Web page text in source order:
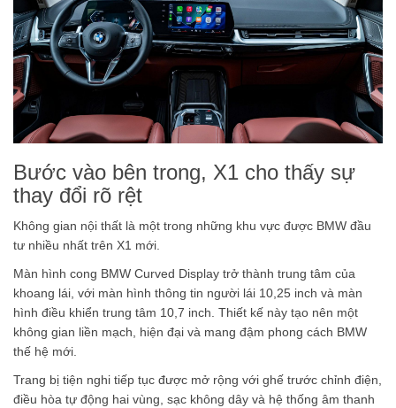
Bước vào bên trong, X1 cho thấy sự
thay đổi rõ rệt
Không gian nội thất là một trong những khu vực được BMW đầu
tư nhiều nhất trên X1 mới.
Màn hình cong BMW Curved Display trở thành trung tâm của
khoang lái, với màn hình thông tin người lái 10,25 inch và màn
hình điều khiển trung tâm 10,7 inch. Thiết kế này tạo nên một
không gian liền mạch, hiện đại và mang đậm phong cách BMW
thế hệ mới.
Trang bị tiện nghi tiếp tục được mở rộng với ghế trước chỉnh điện,
điều hòa tự động hai vùng, sạc không dây và hệ thống âm thanh